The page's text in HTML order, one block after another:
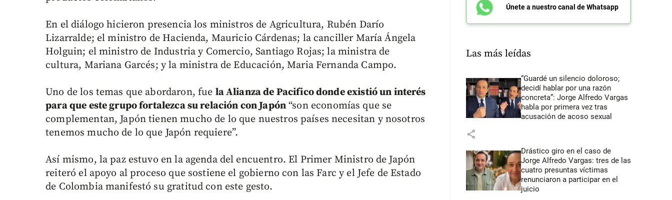
En el diálogo hicieron presencia los ministros de Agricultura, Rubén Darío
Lizarralde; el ministro de Hacienda, Mauricio Cárdenas; la canciller María Ángela
Holguin; el ministro de Industria y Comercio, Santiago Rojas; la ministra de
cultura, Mariana Garcés; y la ministra de Educación, Maria Fernanda Campo.
Uno de los temas que abordaron, fue la Alianza de Pacifico donde existió un interés
para que este grupo fortalezca su relación con Japón “son economías que se
complementan, Japón tienen mucho de lo que nuestros países necesitan y nosotros
tenemos mucho de lo que Japón requiere”.
Así mismo, la paz estuvo en la agenda del encuentro. El Primer Ministro de Japón
reiteró el apoyo al proceso que sostiene el gobierno con las Farc y el Jefe de Estado
de Colombia manifestó su gratitud con este gesto.
Únete a nuestro canal de Whatsapp
Las más leídas
“Guardé un silencio doloroso;
decidí hablar por una razón
concreta”: Jorge Alfredo Vargas
habla por primera vez tras
acusación de acoso sexual
share
Drástico giro en el caso de
Jorge Alfredo Vargas: tres de las
cuatro presuntas víctimas
renunciaron a participar en el
juicio